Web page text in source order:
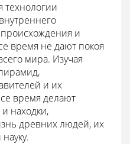
технологии
и
время не дают покоя
мира. Изучая
и их
время делают
находки,
древних людей, их